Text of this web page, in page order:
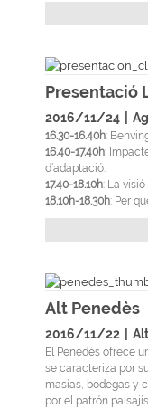
Presentació
2016/11/24
16.30-16.40h:
16.40-17.40h:
d’adaptació.
17.40-18.10h: La
18.10h-18.30h: Per
Alt Penedès
2016/11/22
El Penedès ofrece
se caracteriza por
masías, bodegas y
por el patrón